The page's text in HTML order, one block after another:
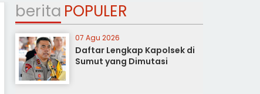
berita POPULER
07 Agu 2026
Daftar Lengkap Kapolsek di
Sumut yang Dimutasi